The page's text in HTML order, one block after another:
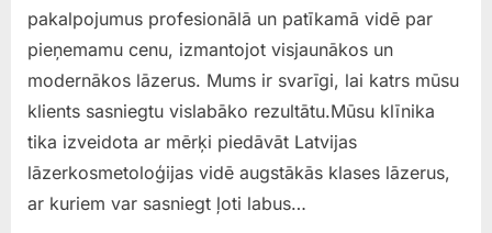
pakalpojumus profesionālā un patīkamā vidē par
pieņemamu cenu, izmantojot visjaunākos un
modernākos lāzerus. Mums ir svarīgi, lai katrs mūsu
klients sasniegtu vislabāko rezultātu.Mūsu klīnika
tika izveidota ar mērķi piedāvāt Latvijas
lāzerkosmetoloģijas vidē augstākās klases lāzerus,
ar kuriem var sasniegt ļoti labus…